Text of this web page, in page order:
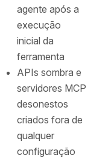
agente após a
execução
inicial da
ferramenta
APIs sombra e
servidores MCP
desonestos
criados fora de
qualquer
configuração